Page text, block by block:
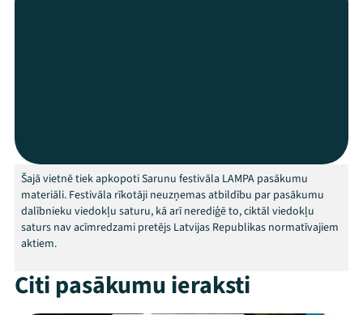
Viņi bija LAMPĀ 2026
Jaunumi
Veikals
Šajā vietnē tiek apkopoti Sarunu festivāla LAMPA pasākumu
materiāli. Festivāla rīkotāji neuzņemas atbildību par pasākumu
dalībnieku viedokļu saturu, kā arī nerediģē to, ciktāl viedokļu
saturs nav acīmredzami pretējs Latvijas Republikas normatīvajiem
aktiem.
Citi pasākumu ieraksti